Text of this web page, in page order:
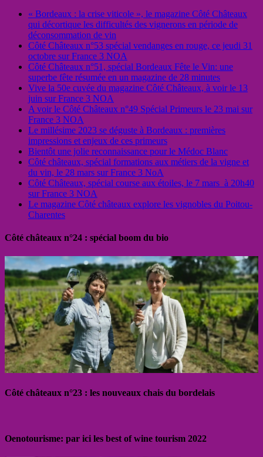
« Bordeaux : la crise viticole », le magazine Côté Châteaux
qui décortique les difficultés des vignerons en période de
déconsommation de vin
Côté Châteaux n°53 spécial vendanges en rouge, ce jeudi 31
octobre sur France 3 NOA
Côté Châteaux n°51, spécial Bordeaux Fête le Vin: une
superbe fête résumée en un magazine de 28 minutes
Vive la 50e cuvée du magazine Côté Châteaux, à voir le 13
juin sur France 3 NOA
A voir le Côté Châteaux n°49 Spécial Primeurs le 23 mai sur
France 3 NOA
Le millésime 2023 se déguste à Bordeaux : premières
impressions et enjeux de ces primeurs
Bientôt une jolie reconnaissance pour le Médoc Blanc
Côté châteaux, spécial formations aux métiers de la vigne et
du vin, le 28 mars sur France 3 NoA
Côté Châteaux, spécial course aux étoiles, le 7 mars à 20h40
sur France 3 NOA
Le magazine Côté châteaux explore les vignobles du Poitou-
Charentes
Côté châteaux n°24 : spécial boom du bio
Côté châteaux n°23 : les nouveaux chais du bordelais
Oenotourisme: par ici les best of wine tourism 2022